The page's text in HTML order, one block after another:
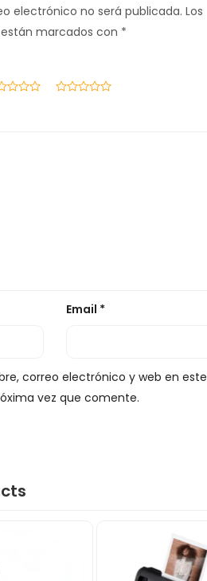
electrónico no será publicada. Los
marcados con *
Email *
correo electrónico y web en este
vez que comente.